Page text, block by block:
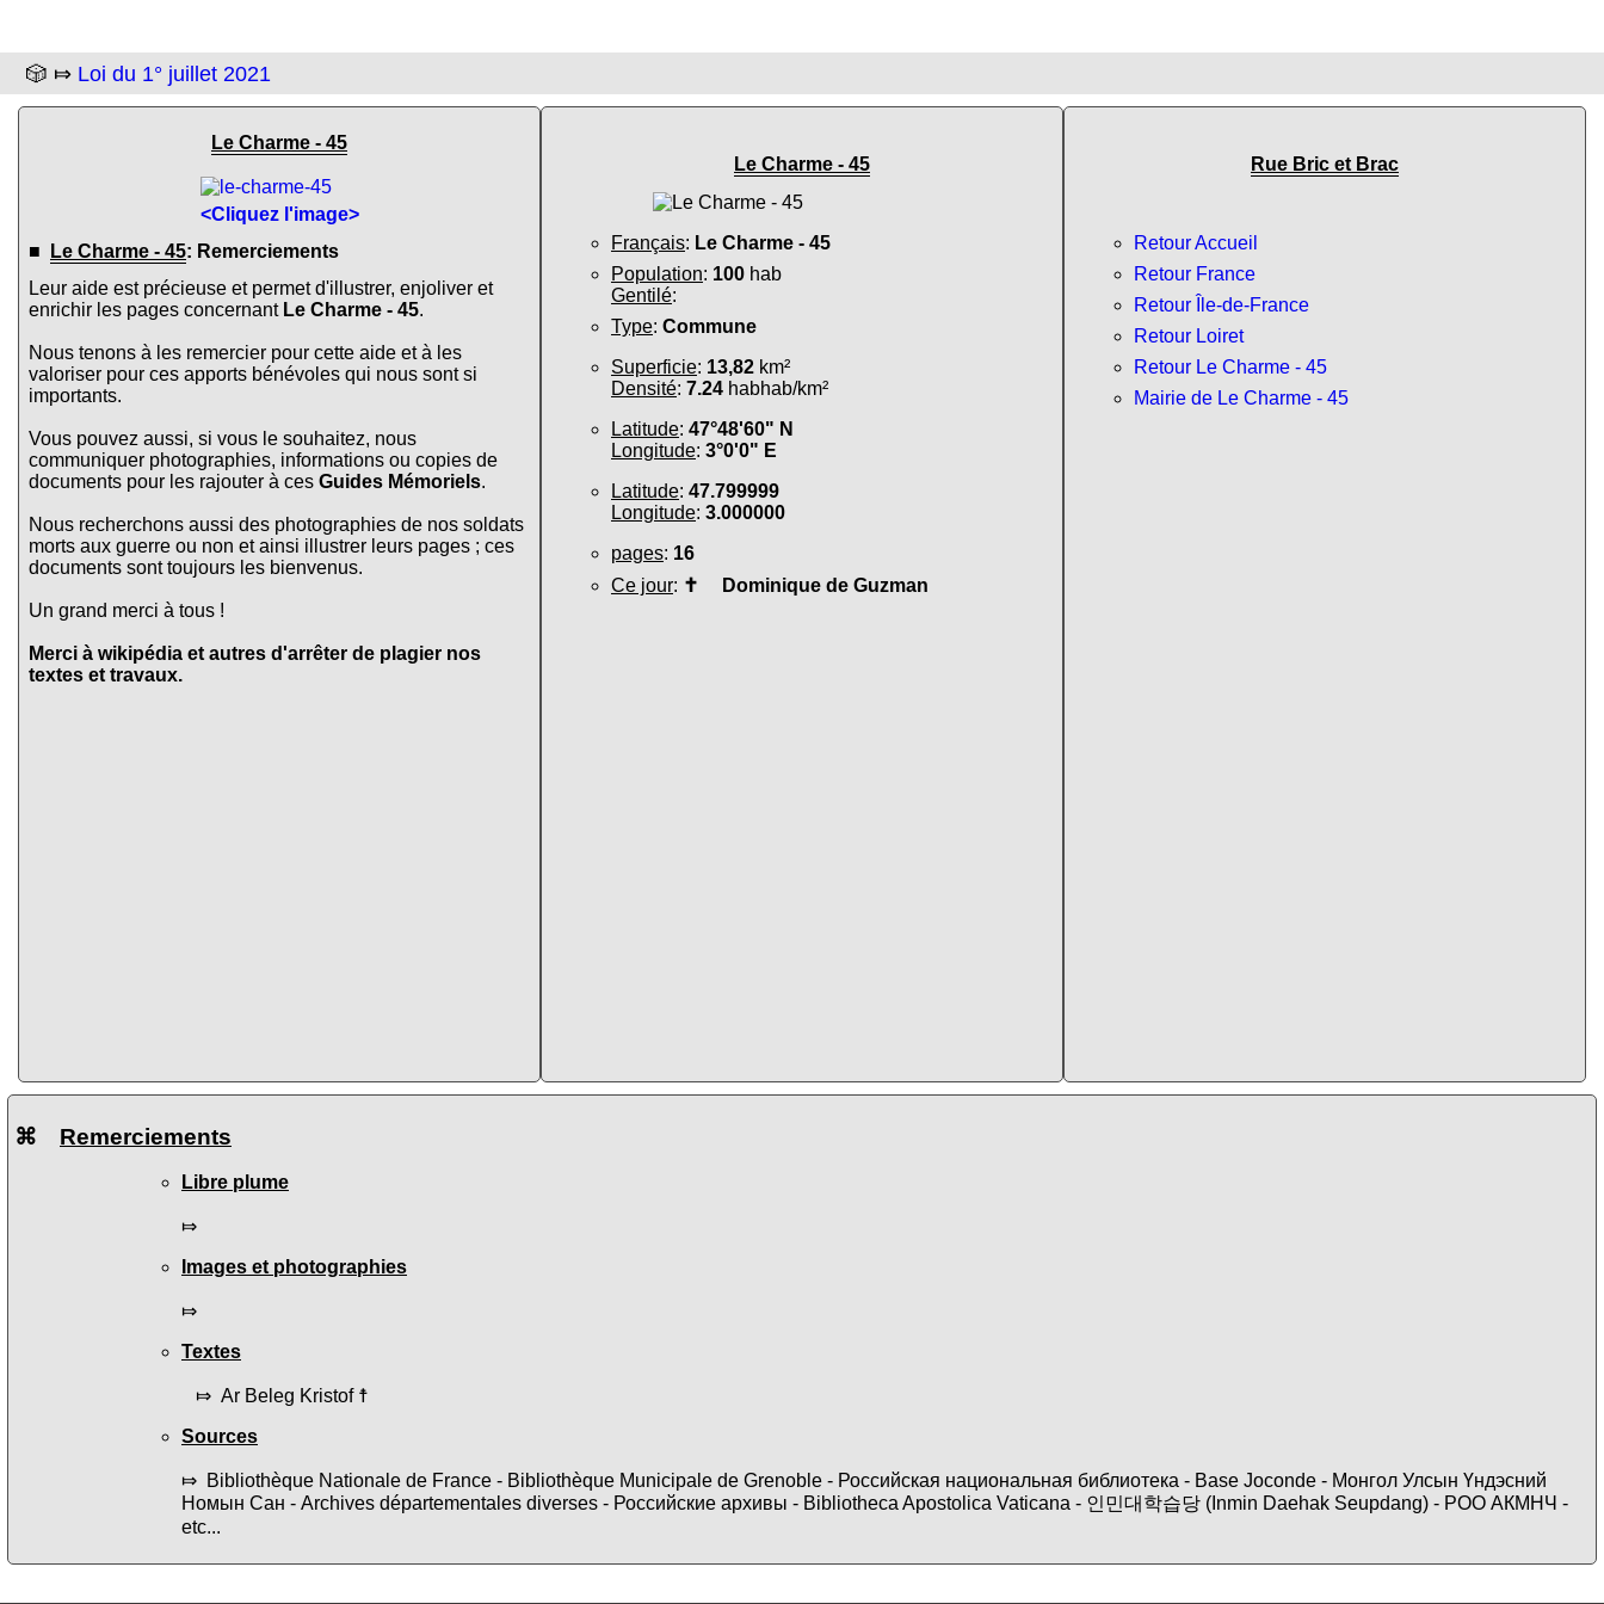
🎲 ⤇ Loi du 1° juillet 2021
Le Charme - 45
<Cliquez l'image>
■
Le Charme - 45: Remerciements
Leur aide est précieuse et permet d'illustrer, enjoliver et
enrichir les pages concernant Le Charme - 45.
Nous tenons à les remercier pour cette aide et à les
valoriser pour ces apports bénévoles qui nous sont si
importants.
Vous pouvez aussi, si vous le souhaitez, nous
communiquer photographies, informations ou copies de
documents pour les rajouter à ces Guides Mémoriels.
Nous recherchons aussi des photographies de nos soldats
morts aux guerre ou non et ainsi illustrer leurs pages ; ces
documents sont toujours les bienvenus.
Un grand merci à tous !
Merci à wikipédia et autres d'arrêter de plagier nos
textes et travaux.
Le Charme - 45
Français: Le Charme - 45
Population: 100 hab
Gentilé:
Type: Commune
Superficie: 13,82 km²
Densité: 7.24 habhab/km²
Latitude: 47°48'60" N
Longitude: 3°0'0" E
Latitude: 47.799999
Longitude: 3.000000
pages: 16
Ce jour: ✝ Dominique de Guzman
Rue Bric et Brac
Retour Accueil
Retour France
Retour Île-de-France
Retour Loiret
Retour Le Charme - 45
Mairie de Le Charme - 45
⌘ Remerciements
Libre plume
⤇
Images et photographies
⤇
Textes
⤇ Ar Beleg Kristof ☨
Sources
⤇ Bibliothèque Nationale de France - Bibliothèque Municipale de Grenoble - Российская национальная библиотека - Base Joconde - Монгол Улсын Үндэсний
Номын Сан - Archives départementales diverses - Российские архивы - Bibliotheca Apostolica Vaticana - 인민대학습당 (Inmin Daehak Seupdang) - РОО АКМНЧ -
etc...